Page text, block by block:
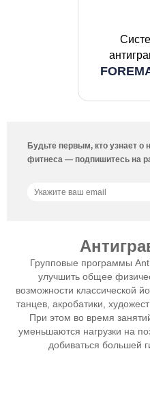
Будьте первым, кто узнает о
фитнеса — подпишитесь на
Групповые программы
улучшить общее
возможности классической
танцев, акробатики,
При этом во время
уменьшаются нагрузки на
добиваться большей